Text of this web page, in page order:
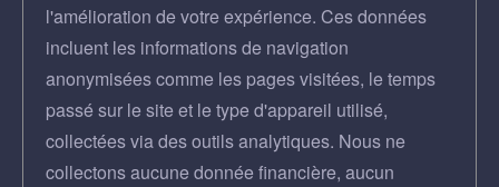
l'amélioration de votre expérience. Ces données
incluent les informations de navigation
anonymisées comme les pages visitées, le temps
passé sur le site et le type d'appareil utilisé,
collectées via des outils analytiques. Nous ne
collectons aucune donnée financière, aucun